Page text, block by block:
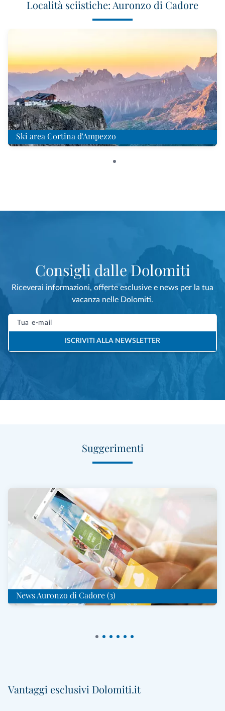
Località sciistiche: Auronzo di Cadore
Ski area Cortina d'Ampezzo
Consigli dalle Dolomiti
Riceverai informazioni, offerte esclusive e news per la tua
vacanza nelle Dolomiti.
ISCRIVITI ALLA NEWSLETTER
Suggerimenti
News Auronzo di Cadore (3)
Vantaggi esclusivi Dolomiti.it